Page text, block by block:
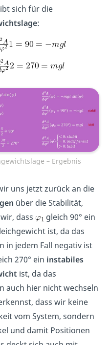
sich für die
:
– Ergebnis
uns jetzt zurück an die
über die Stabilität,
dass
gleich 90° ein
ist, da das
in jedem Fall negativ ist
270° ein instabiles
ist, da das
auch hier nicht wechseln
dass wir keine
vom System, sondern
und damit Positionen